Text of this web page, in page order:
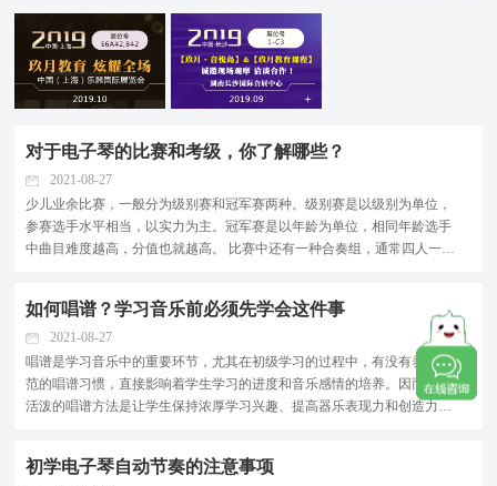
对于电子琴的比赛和考级，你了解哪些？
2021-08-27
少儿业余比赛，一般分为级别赛和冠军赛两种。级别赛是以级别为单位，
参赛选手水平相当，以实力为主。冠军赛是以年龄为单位，相同年龄选手
中曲目难度越高，分值也就越高。 比赛中还有一种合奏组，通常四人一
如何唱谱？学习音乐前必须先学会这件事
2021-08-27
唱谱是学习音乐中的重要环节，尤其在初级学习的过程中，有没有养成规
范的唱谱习惯，直接影响着学生学习的进度和音乐感情的培养。因而生动
活泼的唱谱方法是让学生保持浓厚学习兴趣、提高器乐表现力和创造力的
初学电子琴自动节奏的注意事项